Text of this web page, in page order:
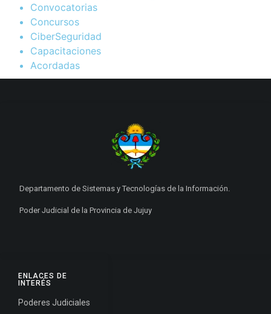
Convocatorias
Concursos
CiberSeguridad
Capacitaciones
Acordadas
ENLACES DE
INTERÉS
Poderes Judiciales
Departamento de Sistemas y Tecnologías de la Información.
Poder Judicial de la Provincia de Jujuy